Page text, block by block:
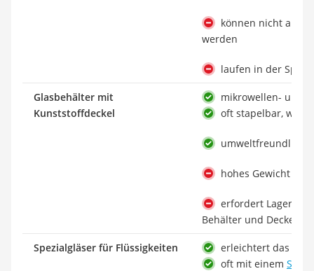
können nicht am
werden
laufen in der
Glasbehälter mit
Kunststoffdeckel
mikrowellen- und
oft stapelbar, was
umweltfreundlicher
hohes Gewicht
erfordert
Behälter und Deckel
Spezialgläser für Flüssigkeiten
erleichtert das
oft mit einem